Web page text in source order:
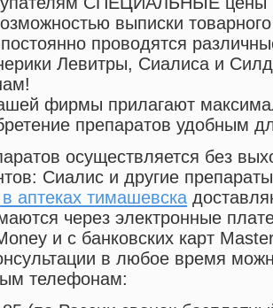
выписки
проводятся
Левитры, Сиалиса и
фирмы прилагают
препаратов удобным
осуществляется без
Сиалис и другие
аптеках тимашевска
через электронные
и с банковских карт
в любое время
телефонам: